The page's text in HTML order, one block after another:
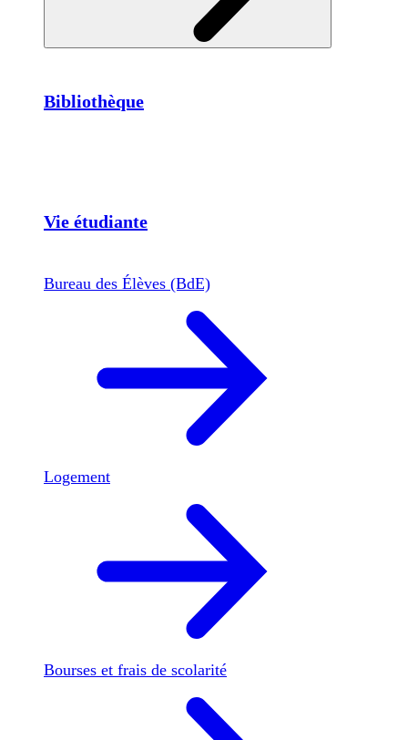
Bibliothèque
Vie étudiante
Bureau des Élèves (BdE)
Logement
Bourses et frais de scolarité